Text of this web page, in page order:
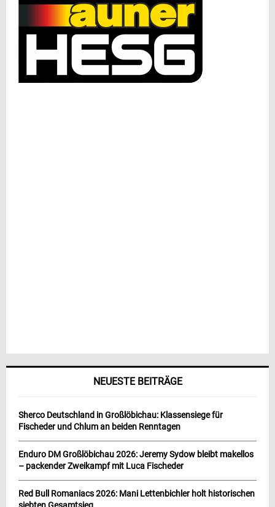
NEUESTE BEITRÄGE
Sherco Deutschland in Großlöbichau: Klassensiege für
Fischeder und Chlum an beiden Renntagen
Enduro DM Großlöbichau 2026: Jeremy Sydow bleibt makellos
– packender Zweikampf mit Luca Fischeder
Red Bull Romaniacs 2026: Mani Lettenbichler holt historischen